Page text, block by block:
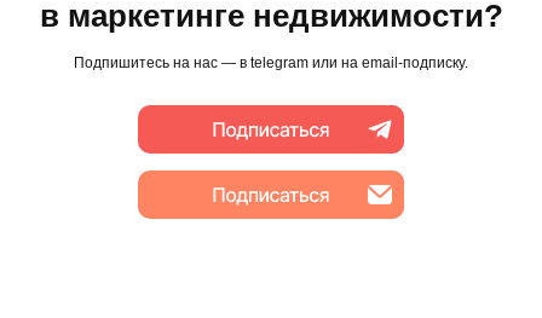
в маркетинге недвижимости?
Подпишитесь на нас — в telegram или на email-подписку.
ОГРН 1186658013013 компании
Согласие на обработку персональных данных
Интеллектуальная собственность
развития Digital-агентств